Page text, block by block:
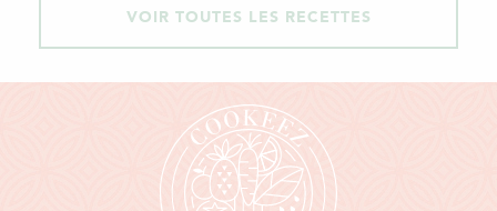
VOIR TOUTES LES RECETTES